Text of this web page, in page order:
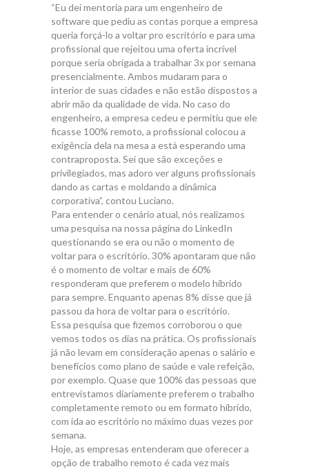
“Eu dei mentoria para um engenheiro de
software que pediu as contas porque a empresa
queria forçá-lo a voltar pro escritório e para uma
profissional que rejeitou uma oferta incrível
porque seria obrigada a trabalhar 3x por semana
presencialmente. Ambos mudaram para o
interior de suas cidades e não estão dispostos a
abrir mão da qualidade de vida. No caso do
engenheiro, a empresa cedeu e permitiu que ele
ficasse 100% remoto, a profissional colocou a
exigência dela na mesa a está esperando uma
contraproposta. Sei que são exceções e
privilegiados, mas adoro ver alguns profissionais
dando as cartas e moldando a dinâmica
corporativa”, contou Luciano.
Para entender o cenário atual, nós realizamos
uma pesquisa na nossa página do LinkedIn
questionando se era ou não o momento de
voltar para o escritório. 30% apontaram que não
é o momento de voltar e mais de 60%
responderam que preferem o modelo híbrido
para sempre. Enquanto apenas 8% disse que já
passou da hora de voltar para o escritório.
Essa pesquisa que fizemos corroborou o que
vemos todos os dias na prática. Os profissionais
já não levam em consideração apenas o salário e
benefícios como plano de saúde e vale refeição,
por exemplo. Quase que 100% das pessoas que
entrevistamos diariamente preferem o trabalho
completamente remoto ou em formato híbrido,
com ida ao escritório no máximo duas vezes por
semana.
Hoje, as empresas entenderam que oferecer a
opção de trabalho remoto é cada vez mais